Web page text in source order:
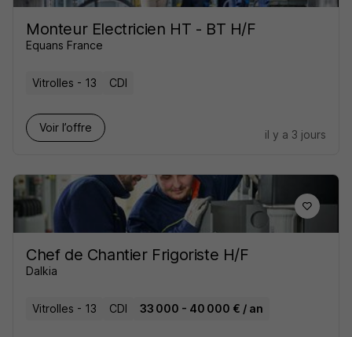
Monteur Electricien HT - BT H/F
Equans France
Vitrolles - 13 CDI
Voir l’offre
il y a 3 jours
Chef de Chantier Frigoriste H/F
Dalkia
Vitrolles - 13 CDI 33 000 - 40 000 € / an